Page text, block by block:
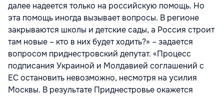
далее надеется только на российскую помощь. Но
эта помощь иногда вызывает вопросы. В регионе
закрываются школы и детские сады, а Россия строит
там новые – кто в них будет ходить?» – задается
вопросом приднестровский депутат. «Процесс
подписания Украиной и Молдавией соглашений с
ЕС остановить невозможно, несмотря на усилия
Москвы. В результате Приднестровье окажется